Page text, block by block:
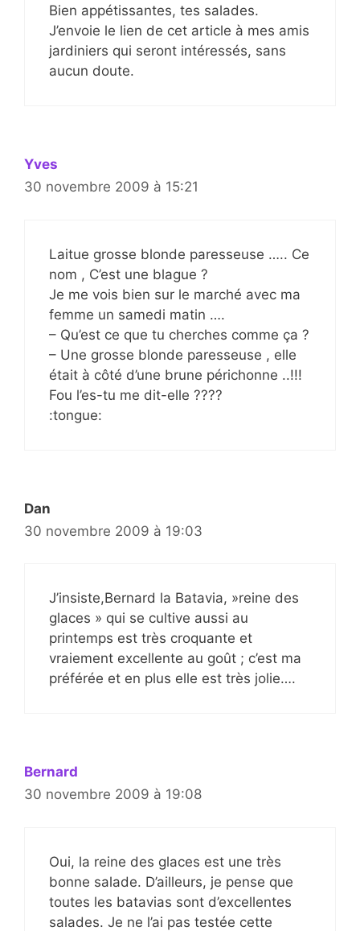
Bien appétissantes, tes salades.
J’envoie le lien de cet article à mes amis
jardiniers qui seront intéressés, sans
aucun doute.
Yves
30 novembre 2009 à 15:21
Laitue grosse blonde paresseuse ….. Ce
nom , C’est une blague ?
Je me vois bien sur le marché avec ma
femme un samedi matin ….
– Qu’est ce que tu cherches comme ça ?
– Une grosse blonde paresseuse , elle
était à côté d’une brune périchonne ..!!!
Fou l’es-tu me dit-elle ????
:tongue:
Dan
30 novembre 2009 à 19:03
J’insiste,Bernard la Batavia, »reine des
glaces » qui se cultive aussi au
printemps est très croquante et
vraiement excellente au goût ; c’est ma
préférée et en plus elle est très jolie….
Bernard
30 novembre 2009 à 19:08
Oui, la reine des glaces est une très
bonne salade. D’ailleurs, je pense que
toutes les batavias sont d’excellentes
salades. Je ne l’ai pas testée cette